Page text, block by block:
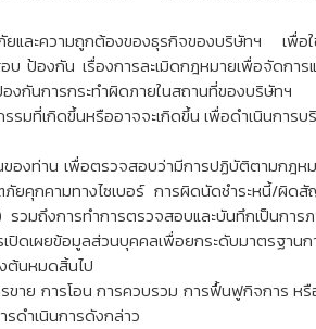
ละความถูกต้องของธุรกิจของบริษัทฯ เพื่อใ
ป้องกัน เรื่องการละเมิดกฎหมายเพื่อจัดกา
ป้องกันการกระทำผิดภายในสถานที่ของบริ
ที่เกิดขึ้นหรืออาจจะเกิดขึ้น เพื่อดำเนินการบ
งท่าน เพื่อตรวจสอบว่ามีการปฏิบัติตามกฎหม
ยคุกคามทางไซเบอร์ การผิดนัดชำระหนี้/ผิ
มถึงการทำการตรวจสอบและบันทึกเป็นกา
เปิดเผยข้อมูลส่วนบุคคลเพื่อยกระดับมาตร
ต้นหมดสิ้นไป
รขาย การโอน การควบรวม การฟื้นฟูกิจการ
ดำเนินการดังกล่าว